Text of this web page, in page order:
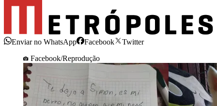
Enviar no WhatsApp Facebook
Twitter
Facebook/Reprodução